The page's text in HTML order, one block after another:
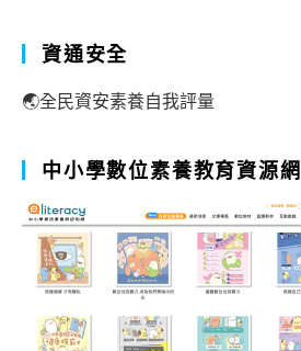
資通安全
🌏全民資安素養自我評量
中小學數位素養教育資源網